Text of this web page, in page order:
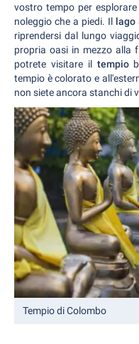
vostro tempo per
noleggio che a piedi. Il lago
riprendersi dal lungo
propria oasi in mezzo alla
potrete visitare il tempio
tempio è colorato e
non siete ancora stanchi di
Tempio di Colombo